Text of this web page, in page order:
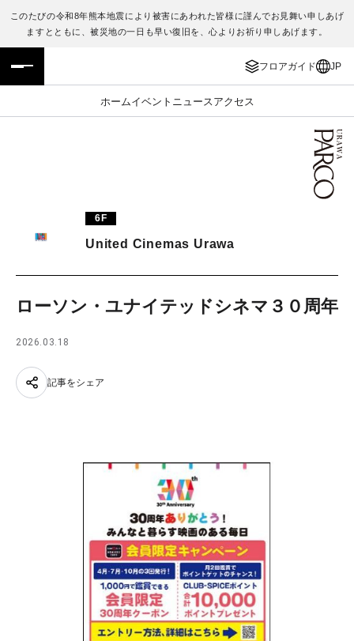
このたびの令和8年熊本地震により被害にあわれた皆様に謹んでお見舞い申しあげ
ますとともに、被災地の一日も早い復旧を、心よりお祈り申しあげます。
フロアガイド JP
ホームイベント ニュース アクセス
フロアガイド
施設案内・アクセス
TAX FREE
ENGLISH
繁体字
日本語
6F
United Cinemas Urawa
ローソン・ユナイテッドシネマ３０周年
2026.03.18
記事をシェア